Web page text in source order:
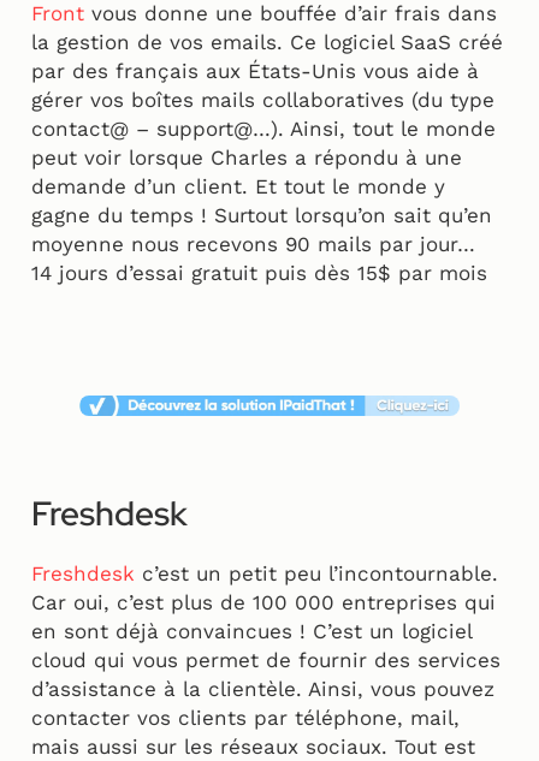
Front vous donne une bouffée d’air frais dans
la gestion de vos emails. Ce logiciel SaaS créé
par des français aux États-Unis vous aide à
gérer vos boîtes mails collaboratives (du type
contact@ – support@…). Ainsi, tout le monde
peut voir lorsque Charles a répondu à une
demande d’un client. Et tout le monde y
gagne du temps ! Surtout lorsqu’on sait qu’en
moyenne nous recevons 90 mails par jour…
14 jours d’essai gratuit puis dès 15$ par mois
Freshdesk
Freshdesk c’est un petit peu l’incontournable.
Car oui, c’est plus de 100 000 entreprises qui
en sont déjà convaincues ! C’est un logiciel
cloud qui vous permet de fournir des services
d’assistance à la clientèle. Ainsi, vous pouvez
contacter vos clients par téléphone, mail,
mais aussi sur les réseaux sociaux. Tout est